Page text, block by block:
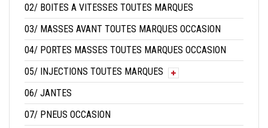
02/ BOITES A VITESSES TOUTES MARQUES
03/ MASSES AVANT TOUTES MARQUES OCCASION
04/ PORTES MASSES TOUTES MARQUES OCCASION
05/ INJECTIONS TOUTES MARQUES
06/ JANTES
07/ PNEUS OCCASION